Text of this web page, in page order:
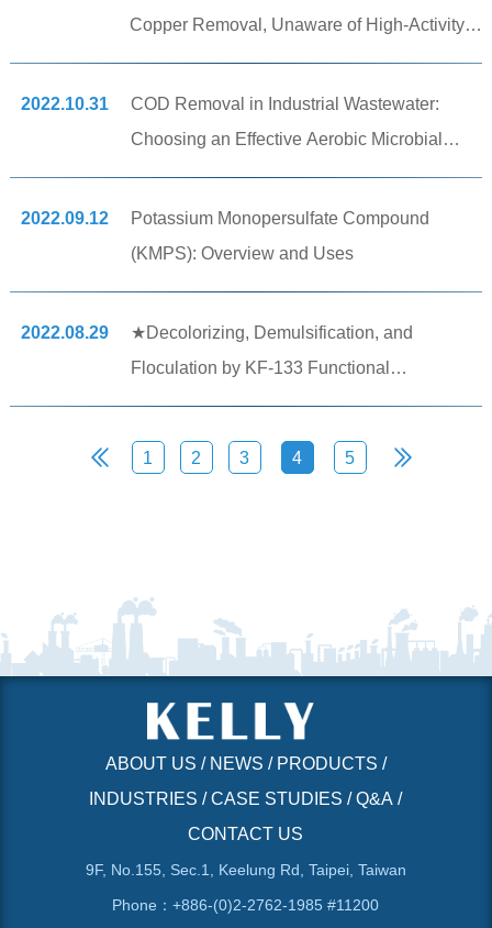
Copper Removal, Unaware of High-Activity
Copper Precipitation Agents (v2)
2022.10.31
COD Removal in Industrial Wastewater:
Choosing an Effective Aerobic Microbial
Treatment (v2)
2022.09.12
Potassium Monopersulfate Compound
(KMPS): Overview and Uses
2022.08.29
★Decolorizing, Demulsification, and
Floculation by KF-133 Functional
Coagulants.★
1 2 3 4 5
ABOUT US / NEWS / PRODUCTS /
INDUSTRIES /CASE STUDIES /Q&A /
CONTACT US
9F, No.155, Sec.1, Keelung Rd, Taipei, Taiwan
Phone：+886-(0)2-2762-1985 #11200